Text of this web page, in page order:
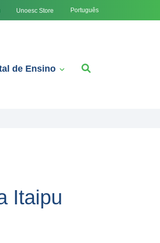
Unoesc Store Português
de Ensino
Itaipu